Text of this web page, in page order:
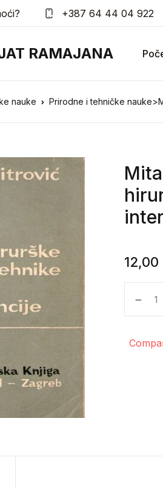
+387 64 44 04 922
RAMAJANA
nauke Prirodne i tehničke
12,00